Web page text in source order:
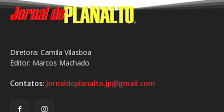
Diretora: Camila Vilasboa
Editor: Marcos Machado
Contatos: jornaldoplanalto.jp@gmail.com